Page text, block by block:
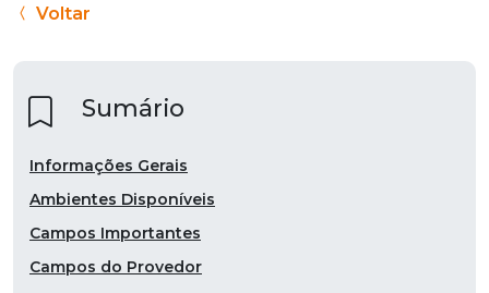
Voltar
Sumário
Informações Gerais
Ambientes Disponíveis
Campos Importantes
Campos do Provedor